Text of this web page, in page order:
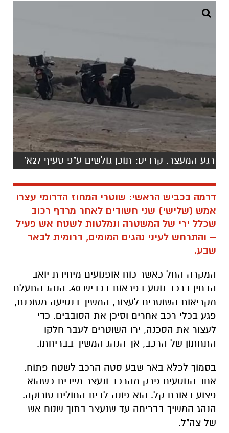
רגע המעצר. קרדיט: תוכן גולשים ע"פ סעיף 27א'
דרמה בכביש הראשי: שוטרי המחוז הדרומי עצרו
אמש (שלישי) שני חשודים לאחר מרדף רכוב
– והתרחש לעיני נהגים המומים, דרומית לבאר
שבע.
המקרה החל כאשר כוח אופנועים מיחידת יואב
הבחין ברכב נוסע בפראות בכביש 40. הנהג התעלם
מקריאות השוטרים לעצור, המשיך בנסיעה מסוכנת,
לעצור את הסכנה, ירו השוטרים לעבר חלקו
התחתון של הרכב, אך הנהג המשיך בבריחתו.
בסמוך לכלא באר שבע סטה הרכב לשטח פתוח.
אחד הנוסעים פרק מהרכב ונעצר מיידית כשהוא
פצוע באורח קל. הוא פונה לבית החולים סורוקה.
של צה"ל.
שני החשודים, תושבי ביר הדאג', נעצרו ויובאו מחר
לדיון בהארכת מעצרם בבית משפט השלום בבאר
שבע.